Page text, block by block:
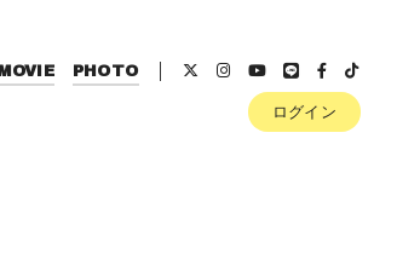
MOVIE PHOTO
ログイン